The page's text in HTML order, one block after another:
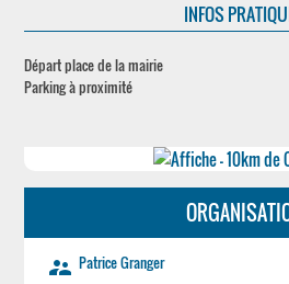
INFOS
Départ place de la mairie
Parking à proximité
supervisor_account Patrice Granger